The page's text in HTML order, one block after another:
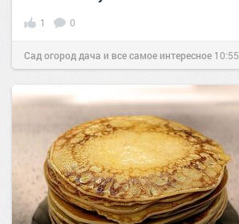
1 0
Сад огород дача и все самое интересное 10:55
23 фев 2017